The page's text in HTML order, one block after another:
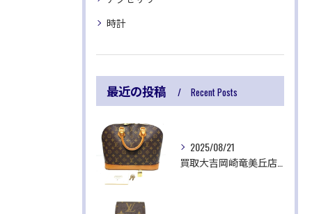
時計
最近の投稿 Recent Posts
2025/08/21